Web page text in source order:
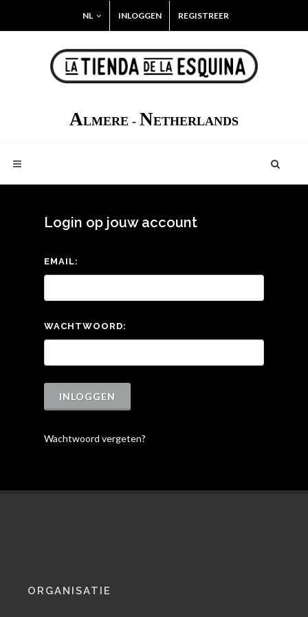
NL INLOGGEN REGISTREER
ALMERE - NETHERLANDS
Login op jouw account
EMAIL:
WACHTWOORD:
INLOGGEN
Wachtwoord vergeten?
ORGANISATIE